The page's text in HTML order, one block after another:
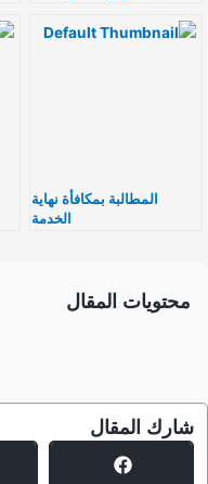
المطالبة بمكافأة نهاية
الخدمة
محتويات المقال
شارك المقال